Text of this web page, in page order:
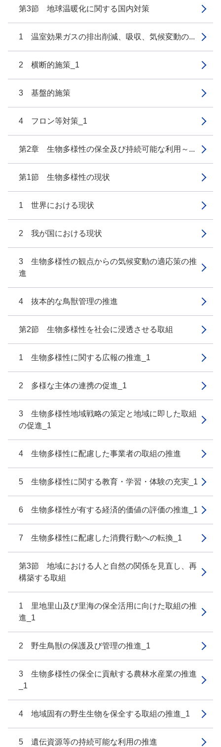
第3節 地球温暖化に関する国内対策
1 温室効果ガスの排出削減、吸収、気候変動の...
2 横断的施策_1
3 基盤的施策
4 フロン等対策_1
第2章 生物多様性の保全及び持続可能な利用～...
第1節 生物多様性の現状
1 世界における現状
2 我が国における現状
3 生物多様性の観点からの気候変動の適応策の推
進
4 抜本的な鳥獣管理の推進
第2節 生物多様性を社会に浸透させる取組
1 生物多様性に関する広報の推進_1
2 多様な主体の連携の促進_1
3 生物多様性地域戦略の策定と地域に即した取組
の促進_1
4 生物多様性に配慮した事業者の取組の推進
5 生物多様性に関する教育・学習・体験の充実_1
6 生物多様性が有する経済的価値の評価の推進_1
7 生物多様性に配慮した消費行動への転換_1
第3節 地域における人と自然の関係を見直し、再
構築する取組
1 里地里山及び里海の保全活用に向けた取組の推
進_1
2 野生鳥獣の保護及び管理の推進_1
3 生物多様性の保全に貢献する農林水産業の推進
_1
4 地域固有の野生生物を保全する取組の推進_1
5 遺伝資源等の持続可能な利用の推進